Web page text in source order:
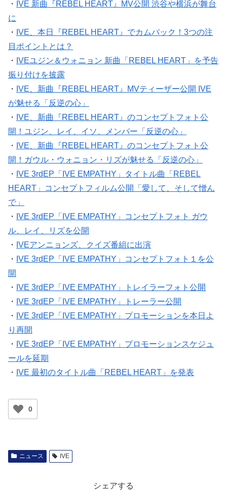
・ IVE 新曲『REBEL HEART』MV公開 渋谷や横浜が舞台
に
・ IVE、本日『REBEL HEART』でカムバック！3つの注
目ポイントとは？
・ IVEユジン＆ウォニョン 新曲「REBEL HEART」を予告
振り付けを披露
・ IVE、新曲『REBEL HEART』MVティーザー公開 IVE
が魅せる「反逆の心」
・ IVE、新曲『REBEL HEART』のコンセプトフォト公
開！ユジン、レイ、イソ、メンバー「反逆の心」
・ IVE、新曲『REBEL HEART』のコンセプトフォト公
開！ガウル・ウォニョン・リズが魅せる「反逆の心」
・ IVE 3rdEP「IVE EMPATHY」タイトル曲「REBEL
HEART」コンセプトフィルム公開「愛して、そして憎ん
で」
・ IVE 3rdEP「IVE EMPATHY」コンセプトフォト ガウ
ル、レイ、リズを公開
・ IVEアンニョンズ、クイズ番組に出演
・ IVE 3rdEP「IVE EMPATHY」コンセプトフォト１を公
開
・ IVE 3rdEP「IVE EMPATHY」トレイラーフォト公開
・ IVE 3rdEP「IVE EMPATHY」トレーラー公開
・ IVE 3rdEP「IVE EMPATHY」プロモーションを本日よ
り再開
・ IVE 3rdEP「IVE EMPATHY」プロモーションスケジュ
ールを延期
・ IVE 最初のタイトル曲「REBEL HEART」を発表
0
ニュース IVE
シェアする